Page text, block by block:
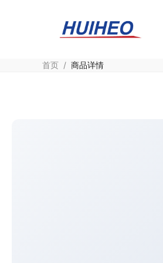
首页 / 商品详情